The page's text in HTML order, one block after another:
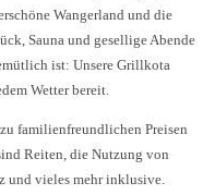
Wangerland und die
Sauna und gesellige Abende
ist: Unsere Grillkota
Wetter bereit.
familienfreundlichen Preisen
Reiten, die Nutzung von
und vieles mehr inklusive.